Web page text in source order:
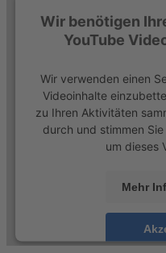
Wir benötigen
YouTube
Wir verwenden einen
Videoinhalte
zu Ihren Aktivitäten
durch und stimmen
um dieses
Mehr